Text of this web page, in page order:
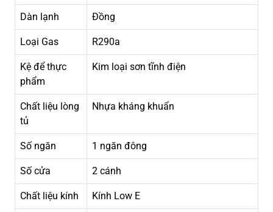
Dàn lạnh Đồng
Loại Gas R290a
Kệ để thực
phẩm
Kim loại sơn tĩnh điện
Chất liệu lòng
tủ
Nhựa kháng khuẩn
Số ngăn 1 ngăn đông
Số cửa 2 cánh
Chất liệu kính Kính Low E